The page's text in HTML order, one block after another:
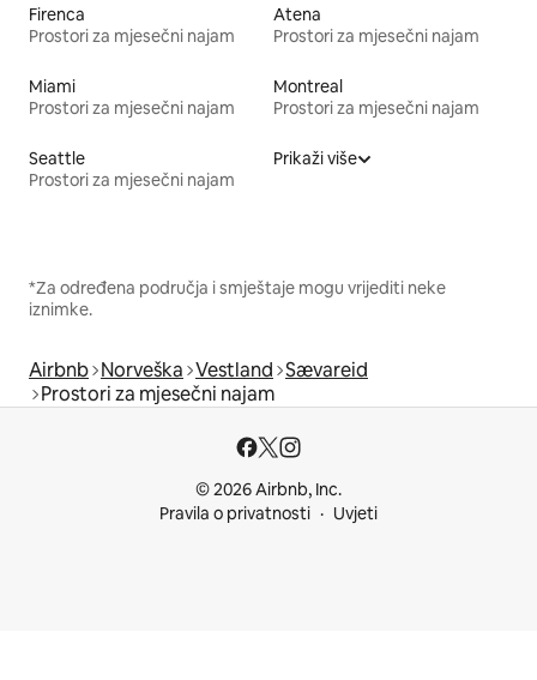
Firenca
Prostori za mjesečni najam
Atena
Prostori za mjesečni najam
Miami
Prostori za mjesečni najam
Montreal
Prostori za mjesečni najam
Seattle
Prostori za mjesečni najam
Prikaži više
*Za određena područja i smještaje mogu vrijediti neke
iznimke.
Airbnb Norveška Vestland Sævareid
Prostori za mjesečni najam
© 2026 Airbnb, Inc.
Pravila o privatnosti
Uvjeti